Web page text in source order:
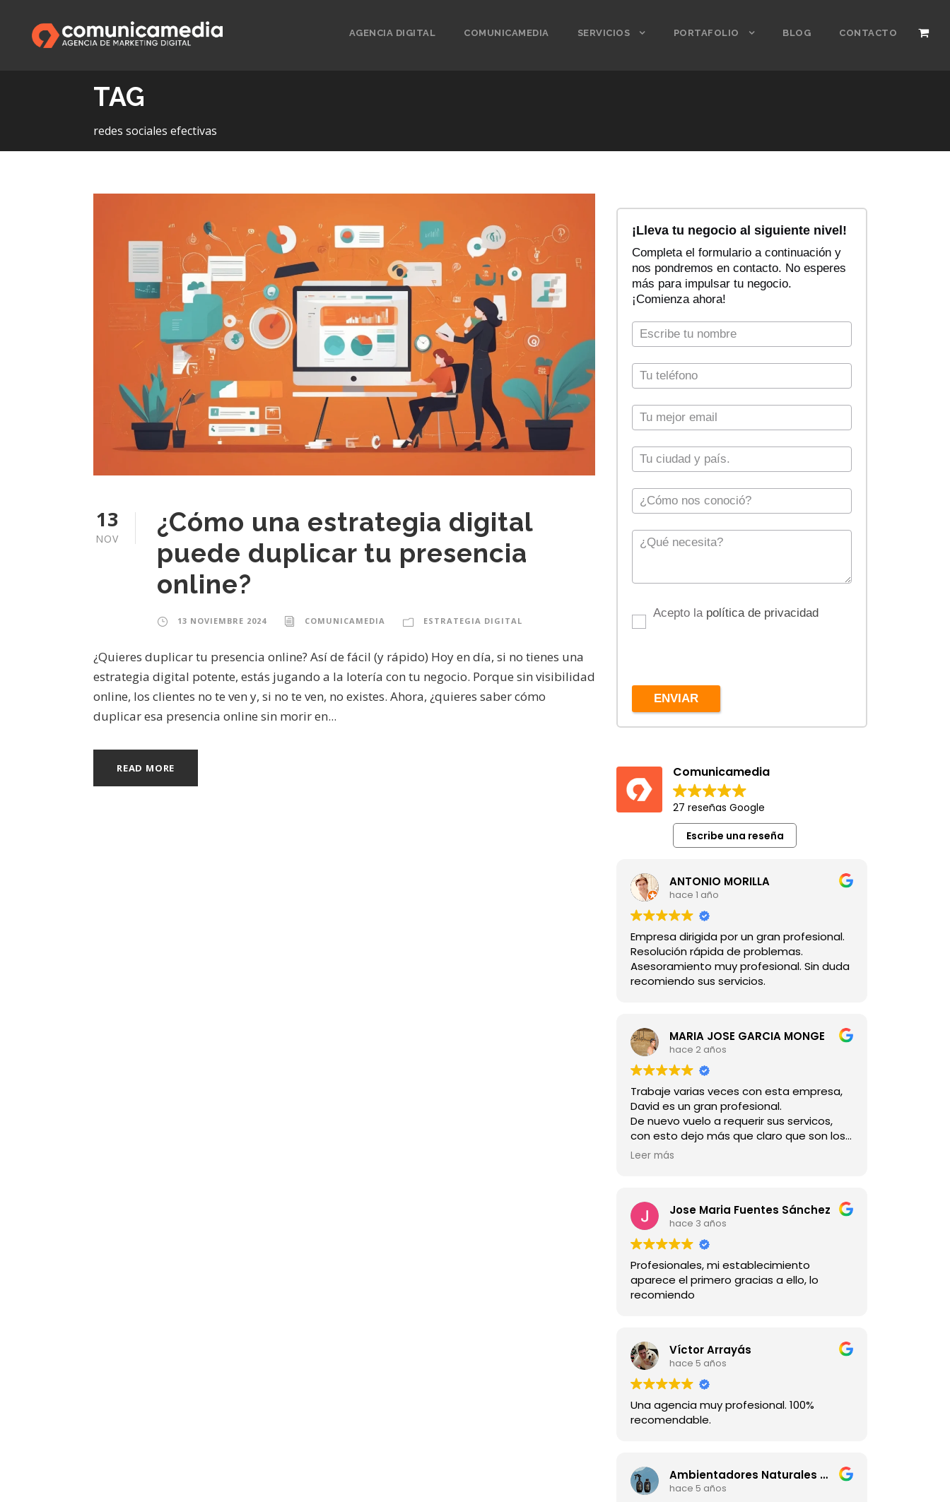
AGENCIA DIGITAL COMUNICAMEDIA SERVICIOS PORTAFOLIO BLOG CONTACTO
TAG
redes sociales efectivas
13
NOV
¿Cómo una estrategia digital
puede duplicar tu presencia
online?
13 NOVIEMBRE 2024 COMUNICAMEDIA ESTRATEGIA DIGITAL
¿Quieres duplicar tu presencia online? Así de fácil (y rápido) Hoy en día, si no tienes una
estrategia digital potente, estás jugando a la lotería con tu negocio. Porque sin visibilidad
online, los clientes no te ven y, si no te ven, no existes. Ahora, ¿quieres saber cómo
duplicar esa presencia online sin morir en...
READ MORE
F
¡Lleva tu negocio al siguiente nivel!
Completa el formulario a continuación y
nos pondremos en contacto. No esperes
más para impulsar tu negocio.
¡Comienza ahora!
Acepto la política de privacidad
ENVIAR
Comunicamedia
27 reseñas Google
Escribe una reseña
ANTONIO MORILLA
hace 1 año
Empresa dirigida por un gran profesional.
Resolución rápida de problemas.
Asesoramiento muy profesional. Sin duda
recomiendo sus servicios.
MARIA JOSE GARCIA MONGE
hace 2 años
Trabaje varias veces con esta empresa,
David es un gran profesional.
De nuevo vuelo a requerir sus servicos,
con esto dejo más que claro que son los
mejores.
Leer más
Jose Maria Fuentes Sánchez
hace 3 años
Profesionales, mi establecimiento
aparece el primero gracias a ello, lo
recomiendo
Víctor Arrayás
hace 5 años
Una agencia muy profesional. 100%
recomendable.
Ambientadores Naturales de Melaza
hace 5 años